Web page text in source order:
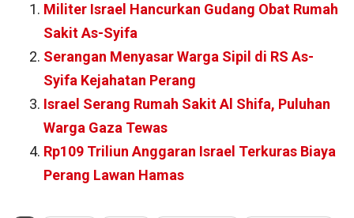
Militer Israel Hancurkan Gudang Obat Rumah
Sakit As-Syifa
Serangan Menyasar Warga Sipil di RS As-
Syifa Kejahatan Perang
Israel Serang Rumah Sakit Al Shifa, Puluhan
Warga Gaza Tewas
Rp109 Triliun Anggaran Israel Terkuras Biaya
Perang Lawan Hamas